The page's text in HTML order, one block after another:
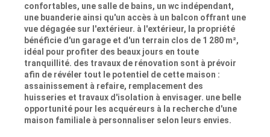
confortables, une salle de bains, un wc indépendant,
une buanderie ainsi qu'un accès à un balcon offrant une
vue dégagée sur l'extérieur. à l'extérieur, la propriété
bénéficie d'un garage et d'un terrain clos de 1 280 m²,
idéal pour profiter des beaux jours en toute
tranquillité. des travaux de rénovation sont à prévoir
afin de révéler tout le potentiel de cette maison :
assainissement à refaire, remplacement des
huisseries et travaux d'isolation à envisager. une belle
opportunité pour les acquéreurs à la recherche d'une
maison familiale à personnaliser selon leurs envies.